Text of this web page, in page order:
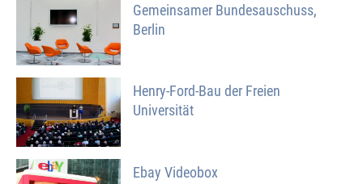
Gemeinsamer Bundesauschuss,
Berlin
Henry-Ford-Bau der Freien
Universität
Ebay Videobox